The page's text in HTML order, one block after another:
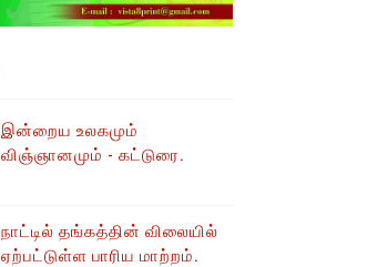
இன்றைய உலகமும்
விஞ்ஞானமும் - கட்டுரை.
நாட்டில் தங்கத்தின் விலையில்
ஏற்பட்டுள்ள பாரிய மாற்றம்.